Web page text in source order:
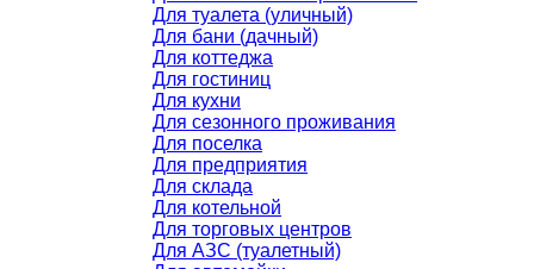
Для туалета (уличный)
Для бани (дачный)
Для коттеджа
Для гостиниц
Для кухни
Для сезонного проживания
Для поселка
Для предприятия
Для склада
Для котельной
Для торговых центров
Для АЗС (туалетный)